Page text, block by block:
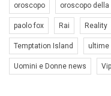
oroscopo oroscopo
paolo fox Rai Reality
Temptation Island ultime
Uomini e Donne news